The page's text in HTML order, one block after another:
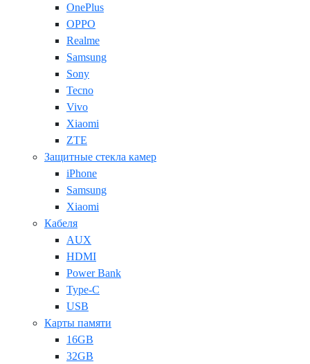
OnePlus
OPPO
Realme
Samsung
Sony
Tecno
Vivo
Xiaomi
ZTE
Защитные стекла камер
iPhone
Samsung
Xiaomi
Кабеля
AUX
HDMI
Power Bank
Type-C
USB
Карты памяти
16GB
32GB